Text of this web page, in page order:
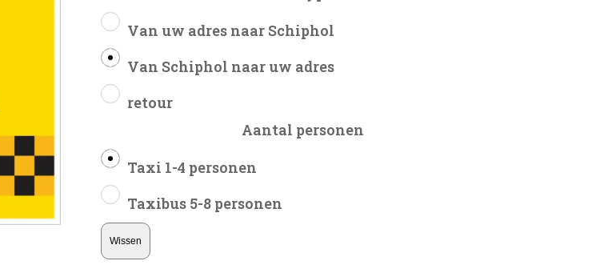
Van uw adres naar Schiphol
Van Schiphol naar uw adres
retour
Aantal personen
Taxi 1-4 personen
Taxibus 5-8 personen
Wissen